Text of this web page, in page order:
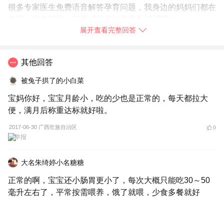
很多专家医生免费语音解答孕育问题，我身边的妈妈们都在
展开查看完整回答
其他回答
被兔子拱了的小白菜
宝妈你好，宝宝月龄小，吃的少也是正常的，每天都拉大
便，满月后称重达标就好啦。
2017-06-30 广西壮族自治区 0
举报
大名朱绮婷小名糖糖
正常的啊，宝宝还小肠胃更小了，每次大概只能吃30～50
毫升左右了，平常按需喂养，饿了就喂，少食多餐就好